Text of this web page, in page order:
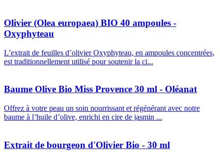
Olivier (Olea europaea) BIO 40 ampoules -
Oxyphyteau
L’extrait de feuilles d’olivier Oxyphyteau, en ampoules concentrées,
est traditionnellement utilisé pour soutenir la ci...
Baume Olive Bio Miss Provence 30 ml - Oléanat
Offrez à votre peau un soin nourrissant et régénérant avec notre
baume à l’huile d’olive, enrichi en cire de jasmin ...
Extrait de bourgeon d'Olivier Bio - 30 ml